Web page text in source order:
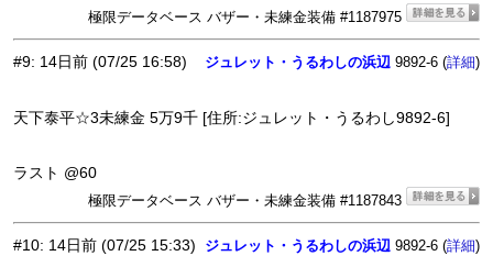
極限データベース バザー・未練金装備 #1187975
#9: 14日前 (07/25 16:58) ジュレット・うるわしの浜辺 9892-6 (詳細)
天下泰平☆3未練金 5万9千 [住所:ジュレット・うるわし9892-6]
ラスト @60
極限データベース バザー・未練金装備 #1187843
#10: 14日前 (07/25 15:33) ジュレット・うるわしの浜辺 9892-6 (詳細)